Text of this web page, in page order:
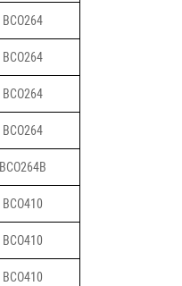
BCO264
BCO264
BCO264
BCO264
BCO264B
BCO410
BCO410
BCO410